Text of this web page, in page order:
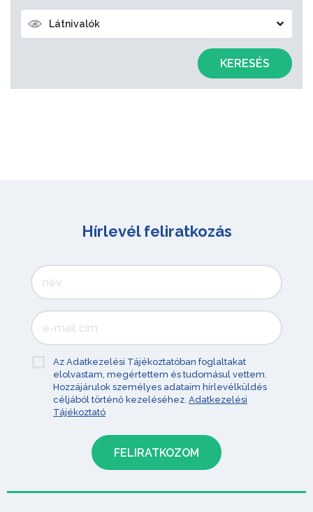
Látnivalók
KERESÉS
Hírlevél feliratkozás
Az Adatkezelési Tájékoztatóban foglaltakat
elolvastam, megértettem és tudomásul vettem.
Hozzájárulok személyes adataim hírlevélküldés
céljából történő kezeléséhez. Adatkezelési
Tájékoztató